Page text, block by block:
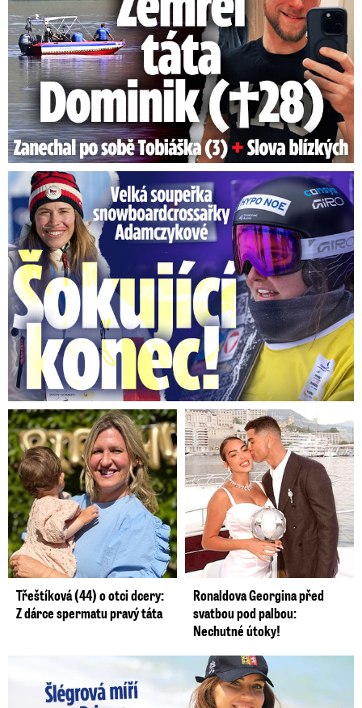
Velká soupeřka Adamczykové: Šokující konec!
Třeštíková (44) o otci dcery:
Z dárce spermatu pravý táta
Ronaldova Georgina před
svatbou pod palbou:
Nechutné útoky!
Lucie Šlégrová míří na Primu. Překvapení pro sporťáky!